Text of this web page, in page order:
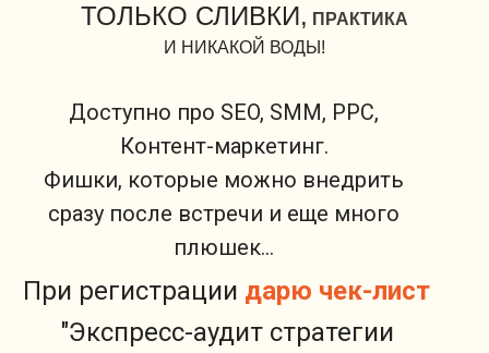
Доступно про SEO, SMM, PPC,
Контент-маркетинг.
Фишки, которые можно внедрить
сразу после встречи и еще много
плюшек…
При регистрации дарю чек-лист
"Экспресс-аудит стратегии
ТОЛЬКО СЛИВКИ, ПРАКТИКА
И НИКАКОЙ ВОДЫ!